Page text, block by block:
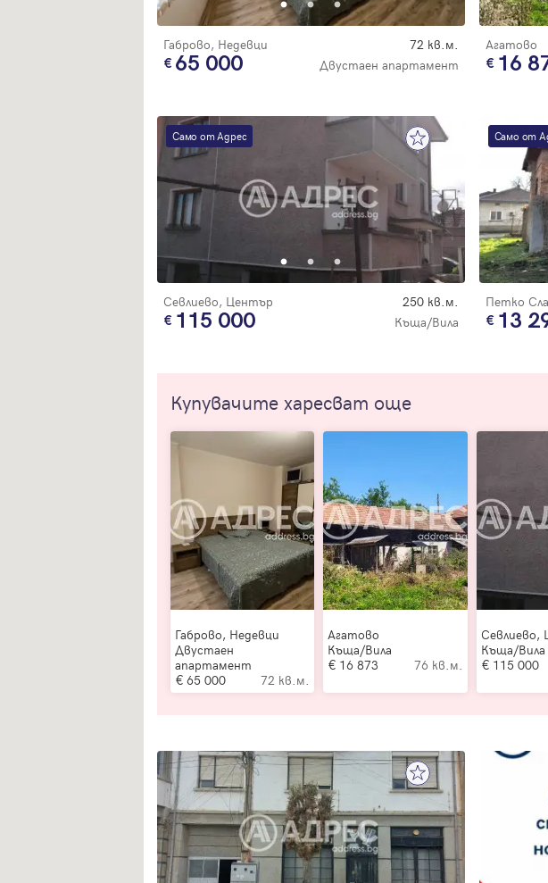
Габрово, Недевци 72 кв.м.
65 000 Двустаен апартамент
Агатово
16
Само от Адрес
Севлиево, Център 250 кв.м.
115 000 Къща/Вила
Само от
Петко
13
Купувачите харесват още
Габрово, Недевци
Двустаен
апартамент
65 000
72 кв.м.
Агатово
Къща/Вила
16 873
76 кв.м.
Севлиево,
Къща/Вила
115 000